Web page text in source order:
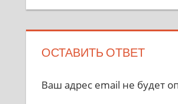
ОСТАВИТЬ ОТВЕТ
Ваш адрес email не будет